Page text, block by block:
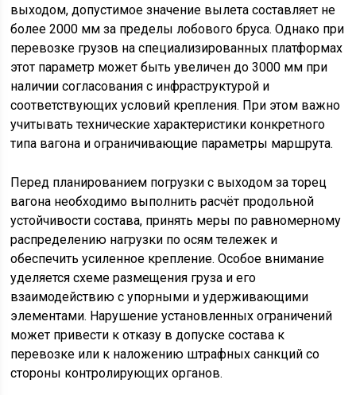
выходом, допустимое значение вылета составляет не
более 2000 мм за пределы лобового бруса. Однако при
перевозке грузов на специализированных платформах
этот параметр может быть увеличен до 3000 мм при
наличии согласования с инфраструктурой и
соответствующих условий крепления. При этом важно
учитывать технические характеристики конкретного
типа вагона и ограничивающие параметры маршрута.
Перед планированием погрузки с выходом за торец
вагона необходимо выполнить расчёт продольной
устойчивости состава, принять меры по равномерному
распределению нагрузки по осям тележек и
обеспечить усиленное крепление. Особое внимание
уделяется схеме размещения груза и его
взаимодействию с упорными и удерживающими
элементами. Нарушение установленных ограничений
может привести к отказу в допуске состава к
перевозке или к наложению штрафных санкций со
стороны контролирующих органов.